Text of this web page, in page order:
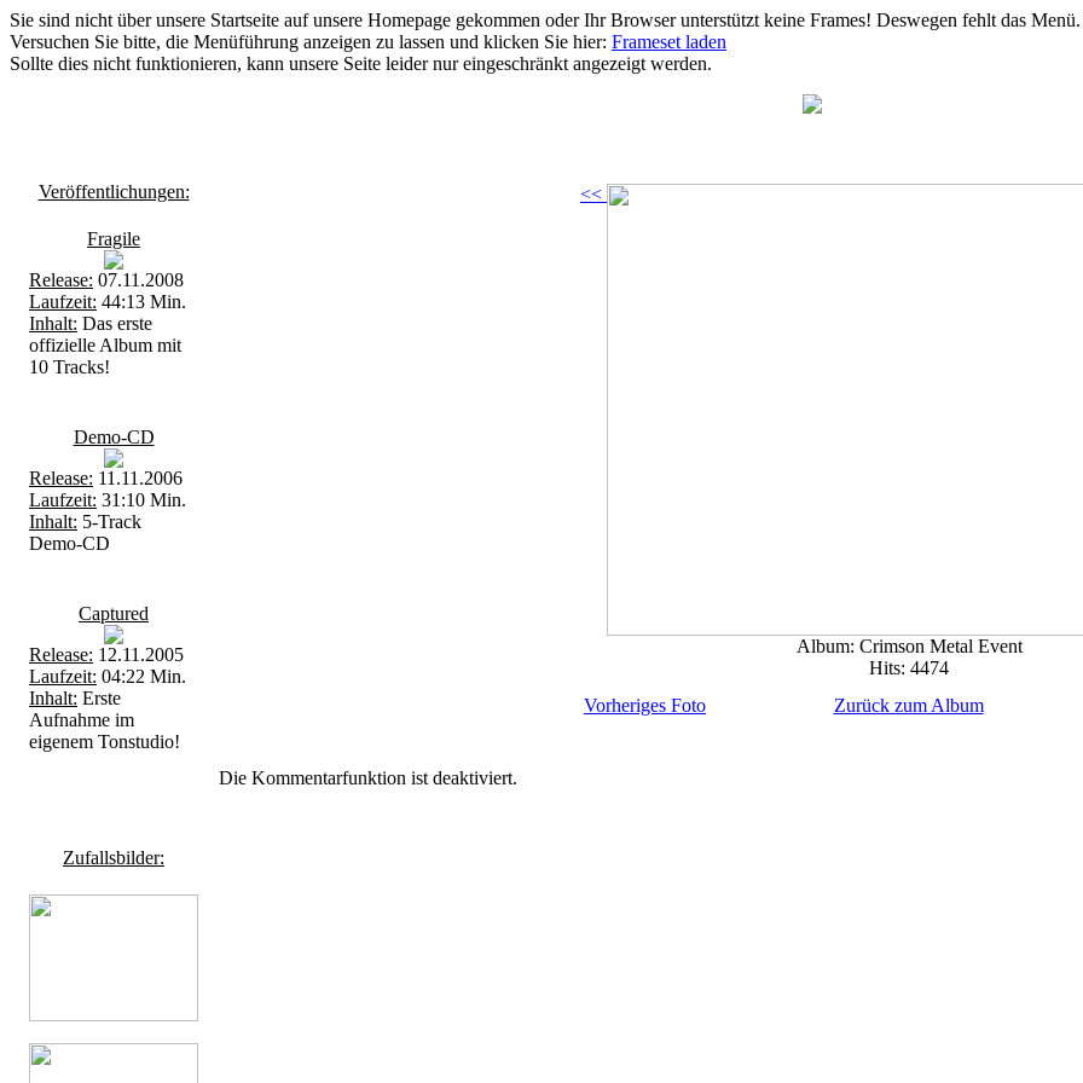
Sie sind nicht über unsere Startseite auf unsere Homepage gekommen oder Ihr Browser unterstützt keine Frames! Deswegen fehlt das Menü.
Versuchen Sie bitte, die Menüführung anzeigen zu lassen und klicken Sie hier: Frameset laden
Sollte dies nicht funktionieren, kann unsere Seite leider nur eingeschränkt angezeigt werden.
Veröffentlichungen:
Fragile
Release: 07.11.2008
Laufzeit: 44:13 Min.
Inhalt: Das erste
offizielle Album mit
10 Tracks!
Demo-CD
Release: 11.11.2006
Laufzeit: 31:10 Min.
Inhalt: 5-Track
Demo-CD
Captured
Release: 12.11.2005
Laufzeit: 04:22 Min.
Inhalt: Erste
Aufnahme im
eigenem Tonstudio!
Zufallsbilder:
<<
Album: Crimson Metal Event
Hits: 4474
Vorheriges Foto
Zurück zum Album
Die Kommentarfunktion ist deaktiviert.